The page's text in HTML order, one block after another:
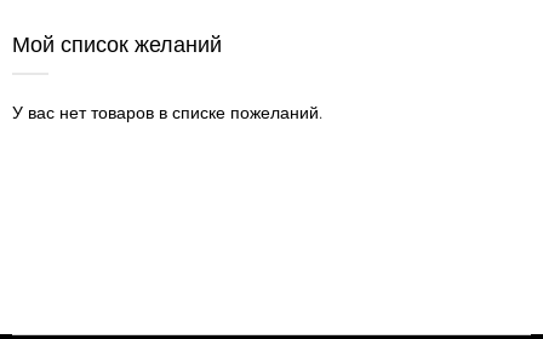
Мой список желаний
У вас нет товаров в списке пожеланий.